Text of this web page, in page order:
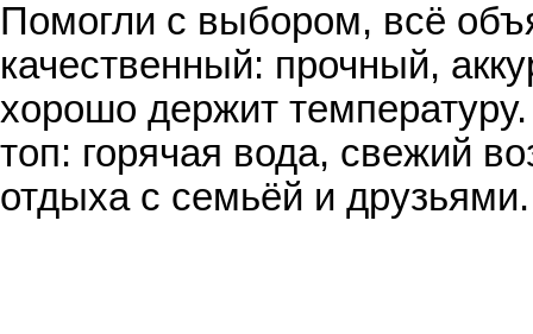
Помогли с выбором, всё
качественный: прочный,
хорошо держит
топ: горячая вода, свежий
отдыха с семьёй и